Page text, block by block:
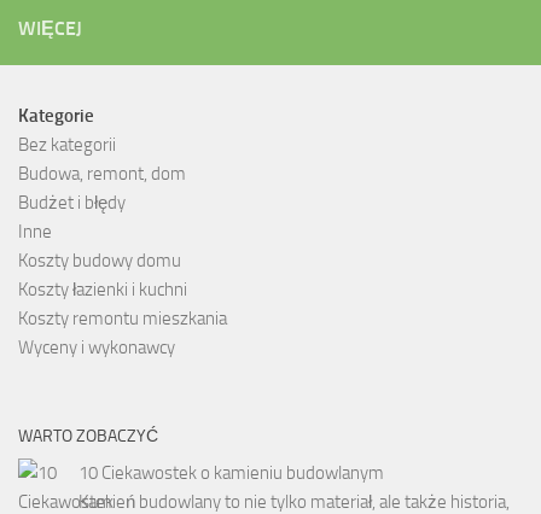
WIĘCEJ
Kategorie
Bez kategorii
Budowa, remont, dom
Budżet i błędy
Inne
Koszty budowy domu
Koszty łazienki i kuchni
Koszty remontu mieszkania
Wyceny i wykonawcy
WARTO ZOBACZYĆ
10 Ciekawostek o kamieniu budowlanym
Kamień budowlany to nie tylko materiał, ale także historia,